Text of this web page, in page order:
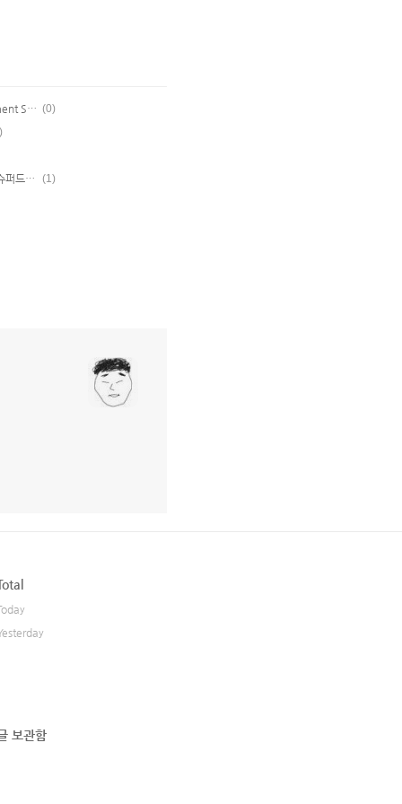
[Open GL] Color 정보를 넘길 때 왜 Fragment Shader로 바로 넘기는게 안될까? (0)
[MAC] 맥북에어 윈도우7 부트캠프 설치 - 슈퍼드라이브나 외장ODD 없이 부트캠프로 윈도우7 설치하기 (1)
보관함